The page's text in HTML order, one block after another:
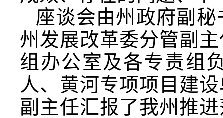
座谈会由州政府副
州发展改革委分管副
组办公室及各专责组
人、黄河专项项目建
副主任汇报了我州推